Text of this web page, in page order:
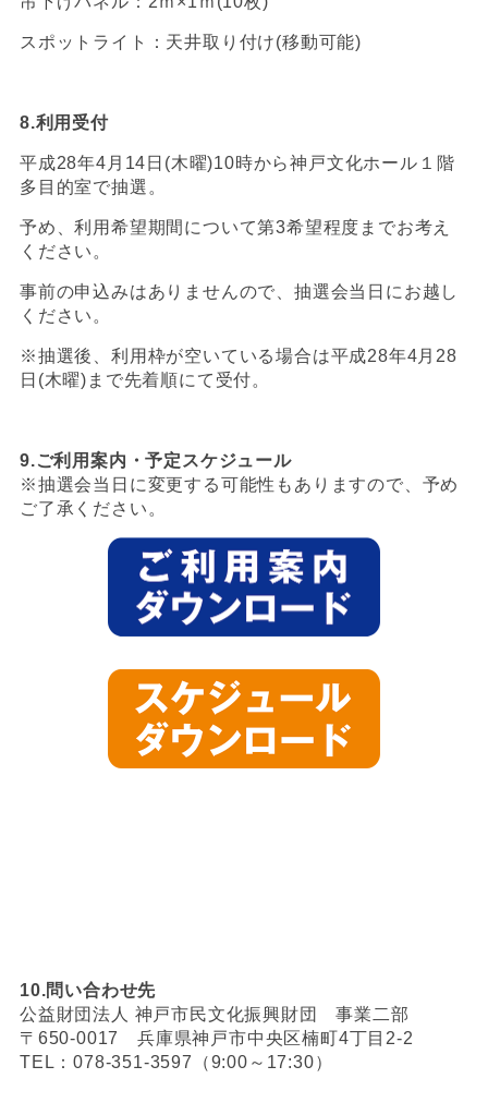
スポットライト：天井取り付け(移動可能)
8.利用受付
平成28年4月14日(木曜)10時から神戸文化ホール１階
多目的室で抽選。
予め、利用希望期間について第3希望程度までお考え
ください。
事前の申込みはありませんので、抽選会当日にお越し
ください。
※抽選後、利用枠が空いている場合は平成28年4月28
日(木曜)まで先着順にて受付。
9.ご利用案内・予定スケジュール
※抽選会当日に変更する可能性もありますので、予め
ご了承ください。
10.問い合わせ先
公益財団法人 神戸市民文化振興財団 事業二部
〒650-0017 兵庫県神戸市中央区楠町4丁目2-2
TEL：078-351-3597（9:00～17:30）